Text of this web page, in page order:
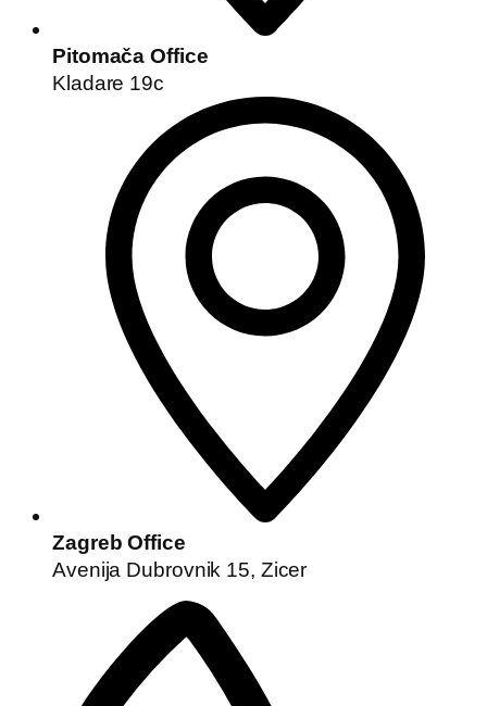
Pitomača Office
Kladare 19c
Zagreb Office
Avenija Dubrovnik 15, Zicer